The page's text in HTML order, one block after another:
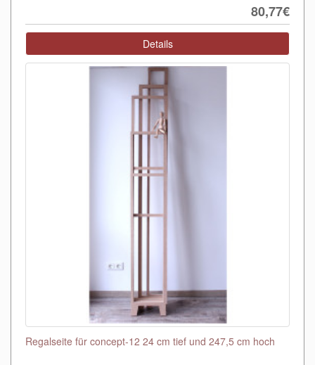
80,77€
Details
Regalseite für concept-12 24 cm tief und 247,5 cm hoch